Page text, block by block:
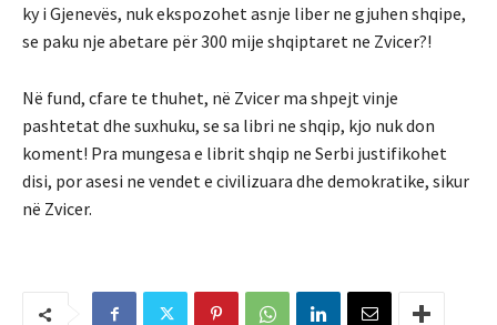
ky i Gjenevës, nuk ekspozohet asnje liber ne gjuhen shqipe,
se paku nje abetare për 300 mije shqiptaret ne Zvicer?!
Në fund, cfare te thuhet, në Zvicer ma shpejt vinje
pashtetat dhe suxhuku, se sa libri ne shqip, kjo nuk don
koment! Pra mungesa e librit shqip ne Serbi justifikohet
disi, por asesi ne vendet e civilizuara dhe demokratike, sikur
në Zvicer.